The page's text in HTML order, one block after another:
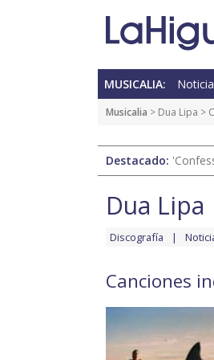
MUSICALIA:
Musicalia > Dua Lipa >
Destacado:
Dua Lipa
Discografía
Canciones